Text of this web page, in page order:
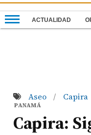
ACTUALIDAD
Aseo / Capira
PANAMÁ
Capira: